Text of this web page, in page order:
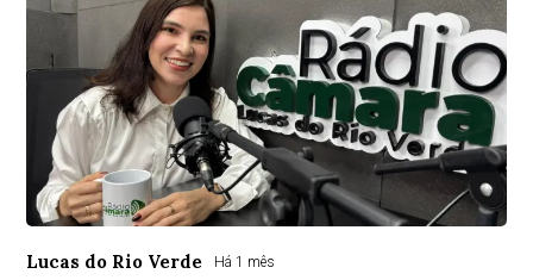
Lucas do Rio Verde Há 1 mês